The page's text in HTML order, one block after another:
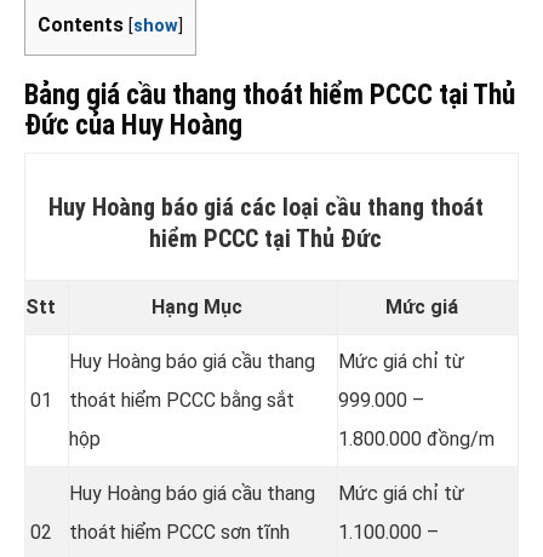
Contents [show]
Bảng giá cầu thang thoát hiểm PCCC tại Thủ
Đức của Huy Hoàng
Huy Hoàng báo giá các loại cầu thang thoát
hiểm PCCC tại Thủ Đức
Stt Hạng Mục Mức giá
01
Huy Hoàng báo giá cầu thang
thoát hiểm PCCC bằng sắt
hộp
Mức giá chỉ từ
999.000 –
1.800.000 đồng/m
02
Huy Hoàng báo giá cầu thang
thoát hiểm PCCC sơn tĩnh
Mức giá chỉ từ
1.100.000 –